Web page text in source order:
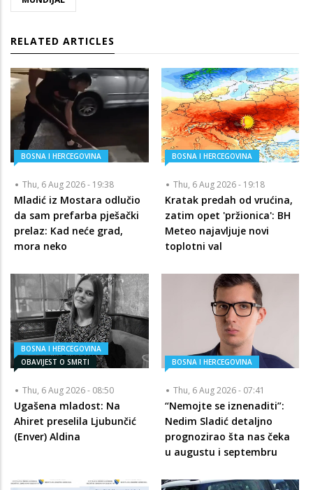
RELATED ARTICLES
BOSNA I HERCEGOVINA
Thu, 6 Aug 2026 - 19:38
Mladić iz Mostara odlučio
da sam prefarba pješački
prelaz: Kad neće grad,
mora neko
BOSNA I HERCEGOVINA
Thu, 6 Aug 2026 - 19:18
Kratak predah od vrućina,
zatim opet 'pržionica': BH
Meteo najavljuje novi
toplotni val
BOSNA I HERCEGOVINA
OBAVIJEST O SMRTI
Thu, 6 Aug 2026 - 08:50
Ugašena mladost: Na
Ahiret preselila Ljubunčić
(Enver) Aldina
BOSNA I HERCEGOVINA
Thu, 6 Aug 2026 - 07:41
“Nemojte se iznenaditi”:
Nedim Sladić detaljno
prognozirao šta nas čeka
u augustu i septembru